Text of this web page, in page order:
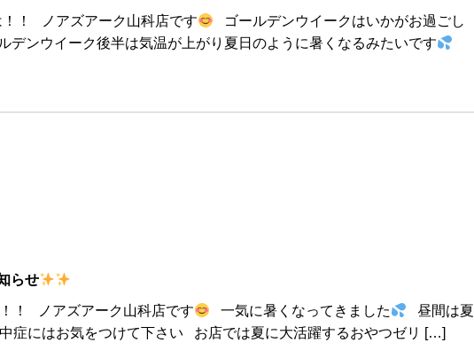
！ ノアズアーク山科店です
ゴールデンウイークはいかがお過ごし
デンウイーク後半は気温が上がり夏日のように暑くなるみたいです
らせ
！ ノアズアーク山科店です 一気に暑くなってきました
昼間は夏
症にはお気をつけて下さい お店では夏に大活躍するおやつゼリ […]